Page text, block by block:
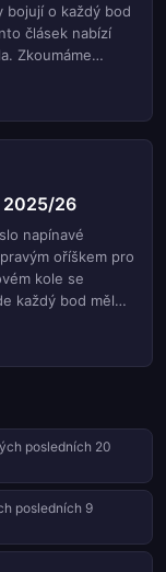
bojují o každý bod
člásek nabízí
Zkoumáme
kandidáty na
jak mohou
Čtenáři
Náš tým
vám poskytl
závěry
vás provede
fotbalu.
2025/26
napínavé
oříškem pro
kole se
každý bod měl
plné
které
ale také
Statistiky
taktickou
podrobný
si zajistil místo v
kolech
přehled
posledních 20
posledních 9